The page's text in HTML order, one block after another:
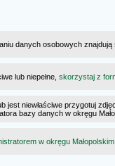
danych osobowych
lub niepełne, skorzystaj z
jest niewłaściwe przygotuj
bazy danych w okręgu
w okręgu Małopolskim